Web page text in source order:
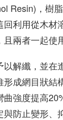
Resin)，樹
利用從木材
兩者一起使
解纖，並
成網目狀
曲強度提高
防止變形、